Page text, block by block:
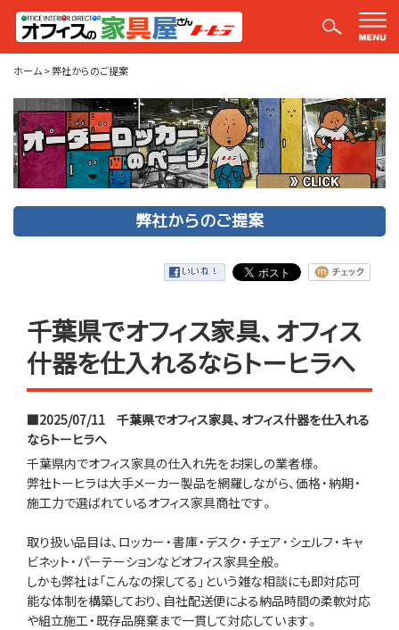
弊社からのご提案
ホーム>弊社からのご提案
弊社からのご提案
千葉県でオフィス家具、オフィス
什器を仕入れるならトーヒラへ
■2025/07/11
千葉県でオフィス家具、オフィス什器を仕入れる
ならトーヒラへ
千葉県内でオフィス家具の仕入れ先をお探しの業者様。
弊社トーヒラは大手メーカー製品を網羅しながら、価格・納期・
施工力で選ばれているオフィス家具商社です。
取り扱い品目は、ロッカー・書庫・デスク・チェア・シェルフ・キャ
ビネット・パーテーションなどオフィス家具全般。
しかも弊社は「こんなの探してる」という雑な相談にも即対応可
能な体制を構築しており、自社配送便による納品時間の柔軟対応
や組立施工・既存品廃棄まで一貫して対応しています。